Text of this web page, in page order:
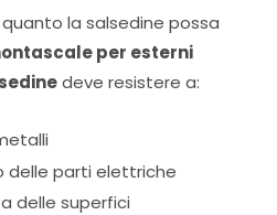
la salsedine possa
per esterni
deve resistere a:
delle parti elettriche
delle superfici